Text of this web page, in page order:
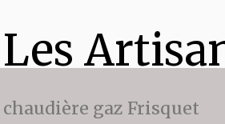
Les
chaudière gaz Frisquet